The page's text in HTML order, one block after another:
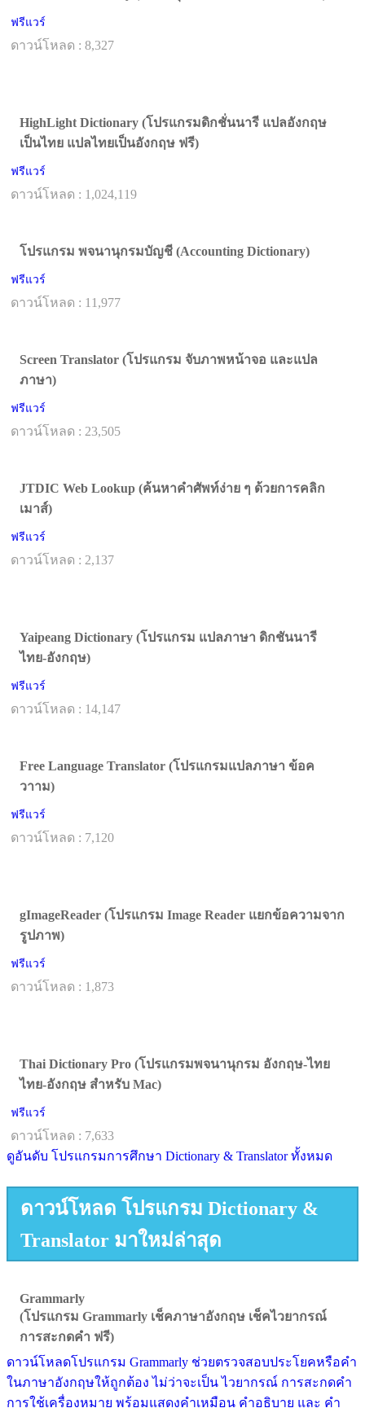
ฟรีแวร์
ดาวน์โหลด : 8,327
HighLight Dictionary (โปรแกรมดิกชั่นนารี แปลอังกฤษ
เป็นไทย แปลไทยเป็นอังกฤษ ฟรี)
ฟรีแวร์
ดาวน์โหลด : 1,024,119
โปรแกรม พจนานุกรมบัญชี (Accounting Dictionary)
ฟรีแวร์
ดาวน์โหลด : 11,977
Screen Translator (โปรแกรม จับภาพหน้าจอ และแปล
ภาษา)
ฟรีแวร์
ดาวน์โหลด : 23,505
JTDIC Web Lookup (ค้นหาคำศัพท์ง่าย ๆ ด้วยการคลิก
เมาส์)
ฟรีแวร์
ดาวน์โหลด : 2,137
Yaipeang Dictionary (โปรแกรม แปลภาษา ดิกชันนารี
ไทย-อังกฤษ)
ฟรีแวร์
ดาวน์โหลด : 14,147
Free Language Translator (โปรแกรมแปลภาษา ข้อค
วาาม)
ฟรีแวร์
ดาวน์โหลด : 7,120
gImageReader (โปรแกรม Image Reader แยกข้อความจาก
รูปภาพ)
ฟรีแวร์
ดาวน์โหลด : 1,873
Thai Dictionary Pro (โปรแกรมพจนานุกรม อังกฤษ-ไทย
ไทย-อังกฤษ สำหรับ Mac)
ฟรีแวร์
ดาวน์โหลด : 7,633
ดูอันดับ โปรแกรมการศึกษา Dictionary & Translator ทั้งหมด
ดาวน์โหลด โปรแกรม Dictionary &
Translator มาใหม่ล่าสุด
Grammarly
(โปรแกรม Grammarly เช็คภาษาอังกฤษ เช็คไวยากรณ์
การสะกดคำ ฟรี)
ดาวน์โหลดโปรแกรม Grammarly ช่วยตรวจสอบประโยคหรือคำ
ในภาษาอังกฤษให้ถูกต้อง ไม่ว่าจะเป็น ไวยากรณ์ การสะกดคำ
การใช้เครื่องหมาย พร้อมแสดงคำเหมือน คำอธิบาย และ คำ